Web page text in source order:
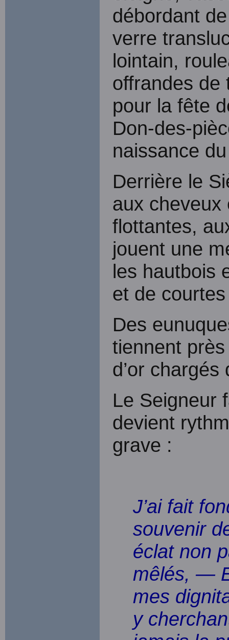
débordant
verre
lointain,
offrandes de
pour la fête
Don-des-
naissance
Derrière le
aux cheveux
flottantes,
jouent une
les hautbois
et de
Des
tiennent
d’or
Le Seigneur
devient
grave :
J’ai fait
souvenir
éclat non
mêlés, —
mes
y